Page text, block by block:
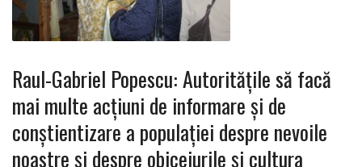
Raul-Gabriel Popescu: Autoritățile să facă
mai multe acțiuni de informare și de
conștientizare a populației despre nevoile
noastre și despre obiceiurile și cultura